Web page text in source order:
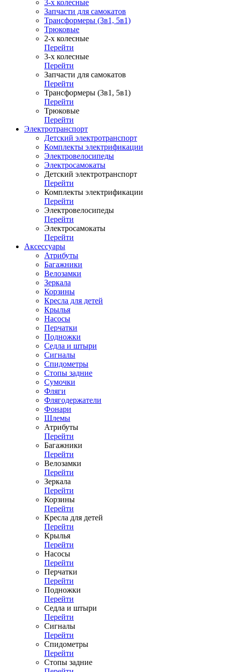
3-х колесные
Запчасти для самокатов
Трансформеры (3в1, 5в1)
Трюковые
2-х колесные
Перейти
3-х колесные
Перейти
Запчасти для самокатов
Перейти
Трансформеры (3в1, 5в1)
Перейти
Трюковые
Перейти
Электротранспорт
Детский электротранспорт
Комплекты электрификации
Электровелосипеды
Электросамокаты
Детский электротранспорт
Перейти
Комплекты электрификации
Перейти
Электровелосипеды
Перейти
Электросамокаты
Перейти
Аксессуары
Атрибуты
Багажники
Велозамки
Зеркала
Корзины
Кресла для детей
Крылья
Насосы
Перчатки
Подножки
Седла и штыри
Сигналы
Спидометры
Стопы задние
Сумочки
Фляги
Флягодержатели
Фонари
Шлемы
Атрибуты
Перейти
Багажники
Перейти
Велозамки
Перейти
Зеркала
Перейти
Корзины
Перейти
Кресла для детей
Перейти
Крылья
Перейти
Насосы
Перейти
Перчатки
Перейти
Подножки
Перейти
Седла и штыри
Перейти
Сигналы
Перейти
Спидометры
Перейти
Стопы задние